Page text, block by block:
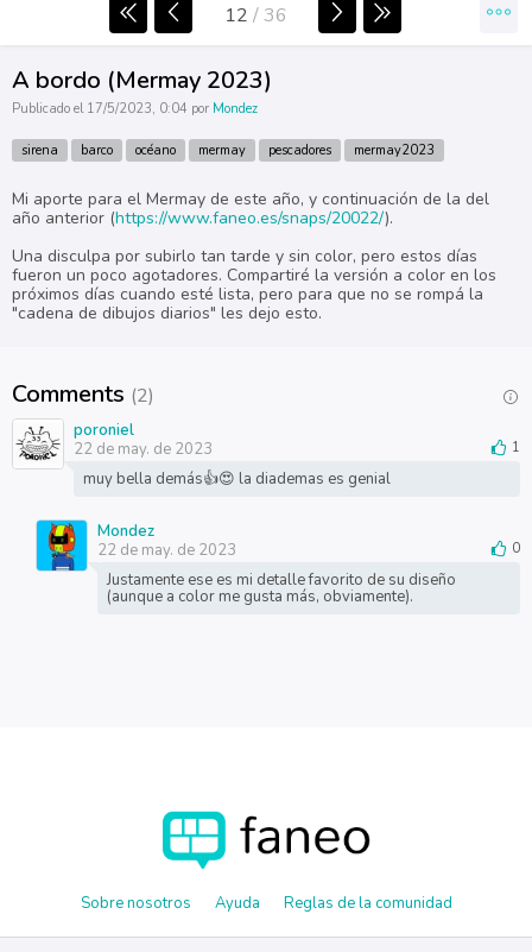
12 /36
A bordo (Mermay 2023)
Publicado el 17/5/2023, 0:04 por Mondez
sirena barco océano mermay pescadores mermay2023
Mi aporte para el Mermay de este año, y continuación de la del
año anterior (https://www.faneo.es/snaps/20022/).
Una disculpa por subirlo tan tarde y sin color, pero estos días
fueron un poco agotadores. Compartiré la versión a color en los
próximos días cuando esté lista, pero para que no se rompá la
"cadena de dibujos diarios" les dejo esto.
Comments (2)
poroniel
22 de may. de 2023
1
muy bella demás👍😍 la diademas es genial
Mondez
22 de may. de 2023
0
Justamente ese es mi detalle favorito de su diseño
(aunque a color me gusta más, obviamente).
Sobre nosotros Ayuda Reglas de la comunidad